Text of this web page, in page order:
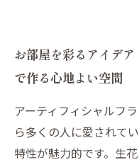
お部屋を彩るアイデ
で作る心地よい空間
アーティフィシャルフ
ら多くの人に愛されて
特性が魅力的です。生